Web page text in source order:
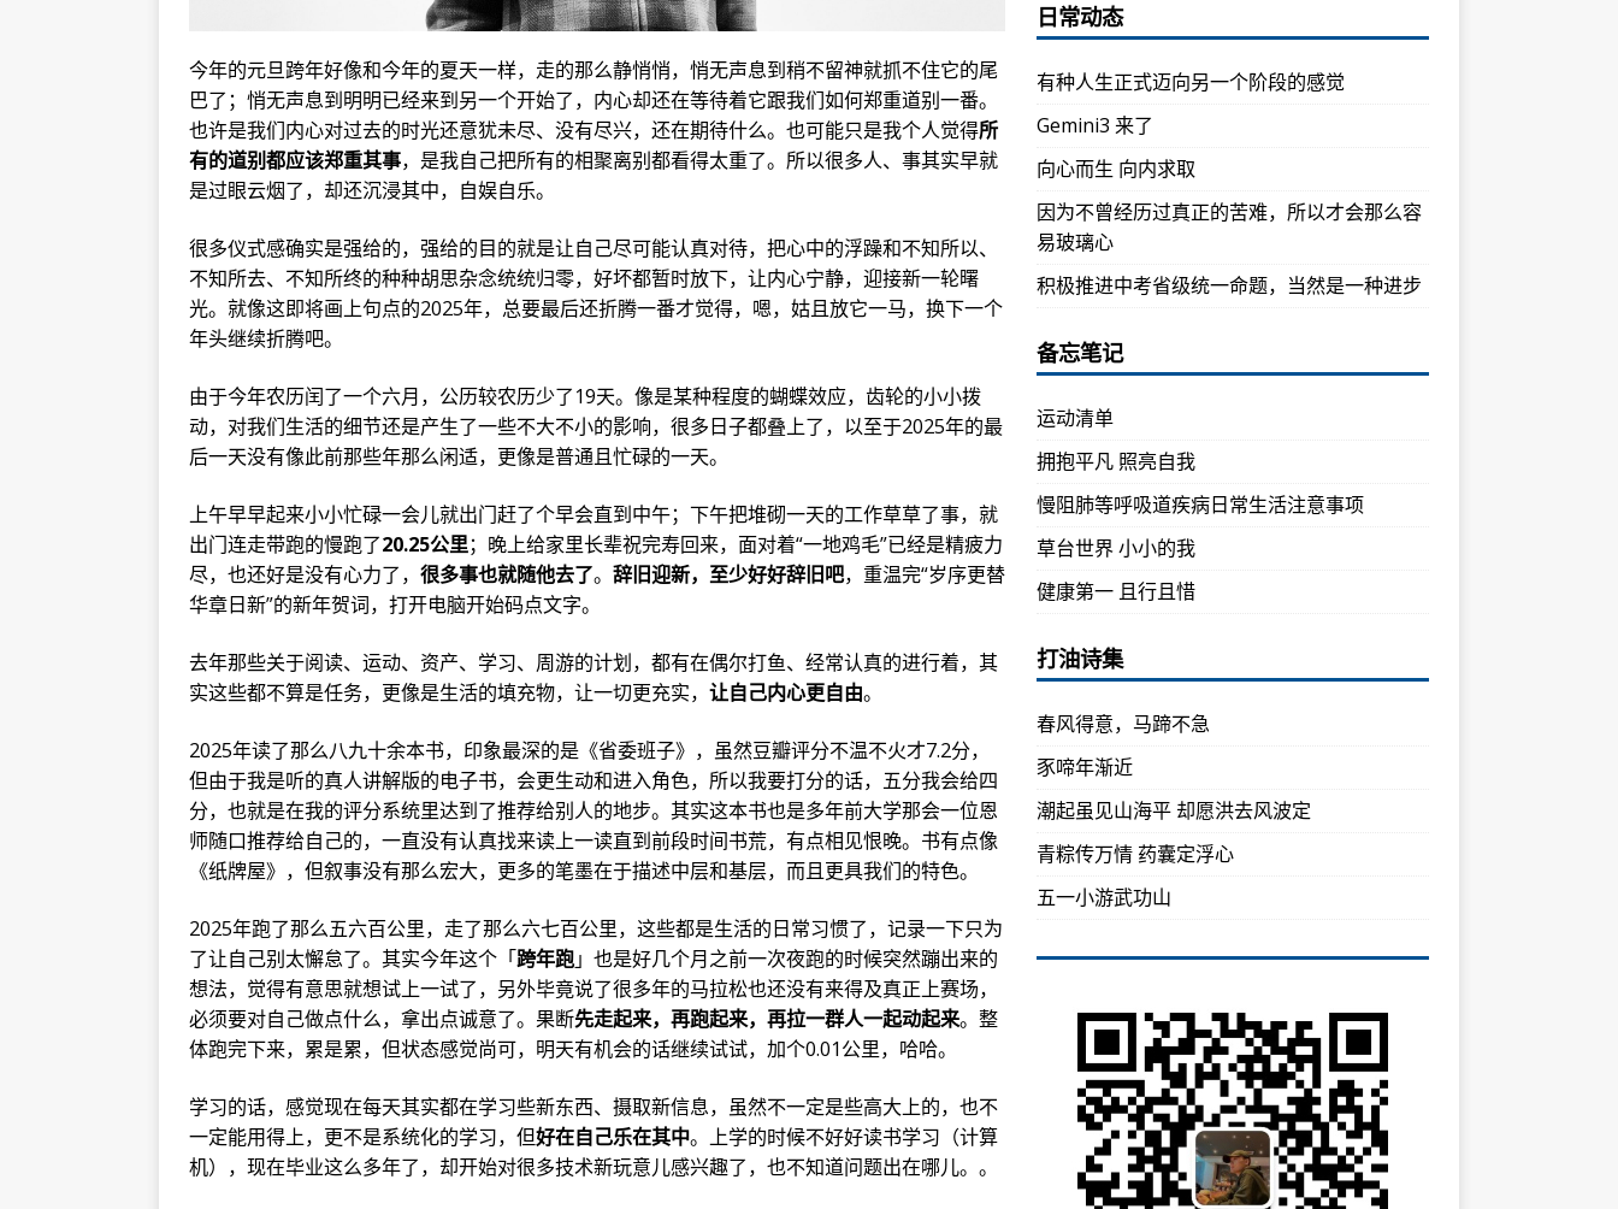
今年的元旦跨年好像和今年的夏天一样，走的那么静悄悄，悄无声息到稍不留神就抓不住它的尾
巴了；悄无声息到明明已经来到另一个开始了，内心却还在等待着它跟我们如何郑重道别一番。
也许是我们内心对过去的时光还意犹未尽、没有尽兴，还在期待什么。也可能只是我个人觉得所
有的道别都应该郑重其事，是我自己把所有的相聚离别都看得太重了。所以很多人、事其实早就
是过眼云烟了，却还沉浸其中，自娱自乐。
很多仪式感确实是强给的，强给的目的就是让自己尽可能认真对待，把心中的浮躁和不知所以、
不知所去、不知所终的种种胡思杂念统统归零，好坏都暂时放下，让内心宁静，迎接新一轮曙
光。就像这即将画上句点的2025年，总要最后还折腾一番才觉得，嗯，姑且放它一马，换下一个
年头继续折腾吧。
由于今年农历闰了一个六月，公历较农历少了19天。像是某种程度的蝴蝶效应，齿轮的小小拨
动，对我们生活的细节还是产生了一些不大不小的影响，很多日子都叠上了，以至于2025年的最
后一天没有像此前那些年那么闲适，更像是普通且忙碌的一天。
上午早早起来小小忙碌一会儿就出门赶了个早会直到中午；下午把堆砌一天的工作草草了事，就
出门连走带跑的慢跑了20.25公里；晚上给家里长辈祝完寿回来，面对着“一地鸡毛”已经是精疲力
尽，也还好是没有心力了， 很多事也就随他去了。 辞旧迎新，至少好好辞旧吧，重温完“岁序更替
华章日新”的新年贺词，打开电脑开始码点文字。
去年那些关于阅读、运动、资产、学习、周游的计划，都有在偶尔打鱼、经常认真的进行着，其
实这些都不算是任务，更像是生活的填充物，让一切更充实， 让自己内心更自由。
2025年读了那么八九十余本书，印象最深的是《省委班子》，虽然豆瓣评分不温不火才7.2分，
但由于我是听的真人讲解版的电子书，会更生动和进入角色，所以我要打分的话，五分我会给四
分，也就是在我的评分系统里达到了推荐给别人的地步。其实这本书也是多年前大学那会一位恩
师随口推荐给自己的，一直没有认真找来读上一读直到前段时间书荒，有点相见恨晚。书有点像
《纸牌屋》，但叙事没有那么宏大，更多的笔墨在于描述中层和基层，而且更具我们的特色。
2025年跑了那么五六百公里，走了那么六七百公里，这些都是生活的日常习惯了，记录一下只为
了让自己别太懈怠了。其实今年这个「跨年跑」也是好几个月之前一次夜跑的时候突然蹦出来的
想法，觉得有意思就想试上一试了，另外毕竟说了很多年的马拉松也还没有来得及真正上赛场，
必须要对自己做点什么，拿出点诚意了。果断先走起来，再跑起来，再拉一群人一起动起来。整
体跑完下来，累是累，但状态感觉尚可，明天有机会的话继续试试，加个0.01公里，哈哈。
学习的话，感觉现在每天其实都在学习些新东西、摄取新信息，虽然不一定是些高大上的，也不
一定能用得上，更不是系统化的学习，但好在自己乐在其中。上学的时候不好好读书学习（计算
机），现在毕业这么多年了，却开始对很多技术新玩意儿感兴趣了，也不知道问题出在哪儿。。
日常动态
有种人生正式迈向另一个阶段的感觉
Gemini3 来了
向心而生 向内求取
因为不曾经历过真正的苦难，所以才会那么容
易玻璃心
积极推进中考省级统一命题，当然是一种进步
备忘笔记
运动清单
拥抱平凡 照亮自我
慢阻肺等呼吸道疾病日常生活注意事项
草台世界 小小的我
健康第一 且行且惜
打油诗集
春风得意，马蹄不急
豕啼年渐近
潮起虽见山海平 却愿洪去风波定
青粽传万情 药囊定浮心
五一小游武功山